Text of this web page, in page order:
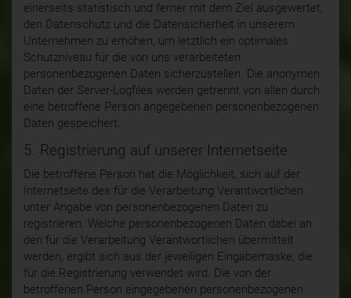
einerseits statistisch und ferner mit dem Ziel ausgewertet,
den Datenschutz und die Datensicherheit in unserem
Unternehmen zu erhöhen, um letztlich ein optimales
Schutzniveau für die von uns verarbeiteten
personenbezogenen Daten sicherzustellen. Die anonymen
Daten der Server-Logfiles werden getrennt von allen durch
eine betroffene Person angegebenen personenbezogenen
Daten gespeichert.
5. Registrierung auf unserer Internetseite
Die betroffene Person hat die Möglichkeit, sich auf der
Internetseite des für die Verarbeitung Verantwortlichen
unter Angabe von personenbezogenen Daten zu
registrieren. Welche personenbezogenen Daten dabei an
den für die Verarbeitung Verantwortlichen übermittelt
werden, ergibt sich aus der jeweiligen Eingabemaske, die
für die Registrierung verwendet wird. Die von der
betroffenen Person eingegebenen personenbezogenen